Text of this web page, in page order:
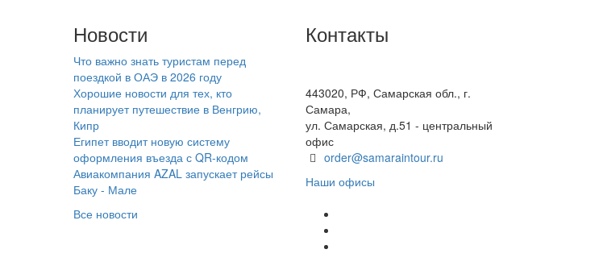
Новости
Что важно знать туристам перед
поездкой в ОАЭ в 2026 году
Хорошие новости для тех, кто
планирует путешествие в Венгрию,
Кипр
Египет вводит новую систему
оформления въезда с QR-кодом
Авиакомпания AZAL запускает рейсы
Баку - Мале
Все новости
Контакты
443020, РФ, Самарская обл., г.
Самара,
ул. Самарская, д.51 - центральный
офис
order@samaraintour.ru
Наши офисы